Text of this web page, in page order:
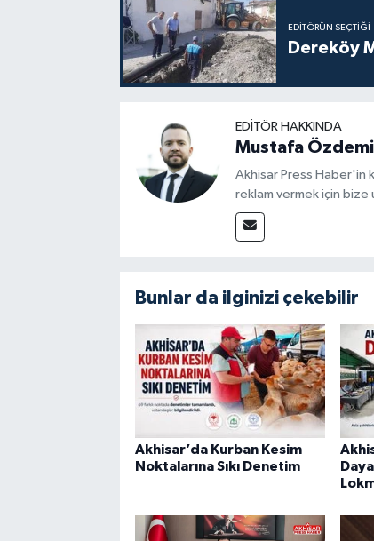
EDITÖRÜN SEÇTIĞI
Dereköy
EDITÖR HAKKINDA
Mustafa
Akhisar Press Haber'in
reklam vermek için bize
Bunlar da ilginizi çekebilir
Akhisar’da Kurban Kesim
Noktalarına Sıkı Denetim